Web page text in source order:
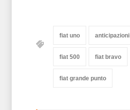
fiat uno anticipazioni
fiat 500 fiat bravo
fiat grande punto